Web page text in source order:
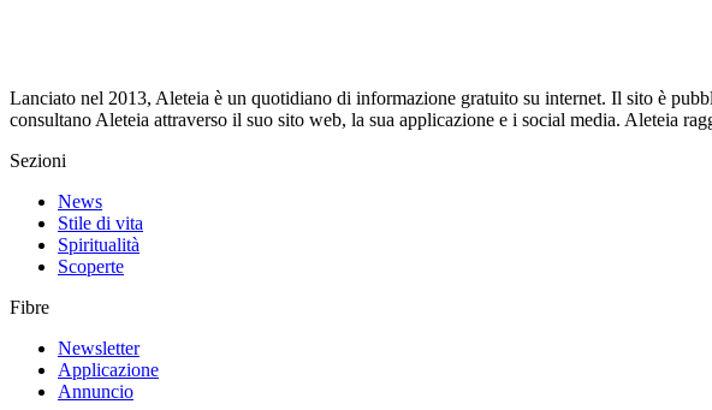
Lanciato nel 2013, Aleteia è un quotidiano di informazione gratuito su internet. Il sito è
consultano Aleteia attraverso il suo sito web, la sua applicazione e i social media. Aleteia
Sezioni
News
Stile di vita
Spiritualità
Scoperte
Fibre
Newsletter
Applicazione
Annuncio